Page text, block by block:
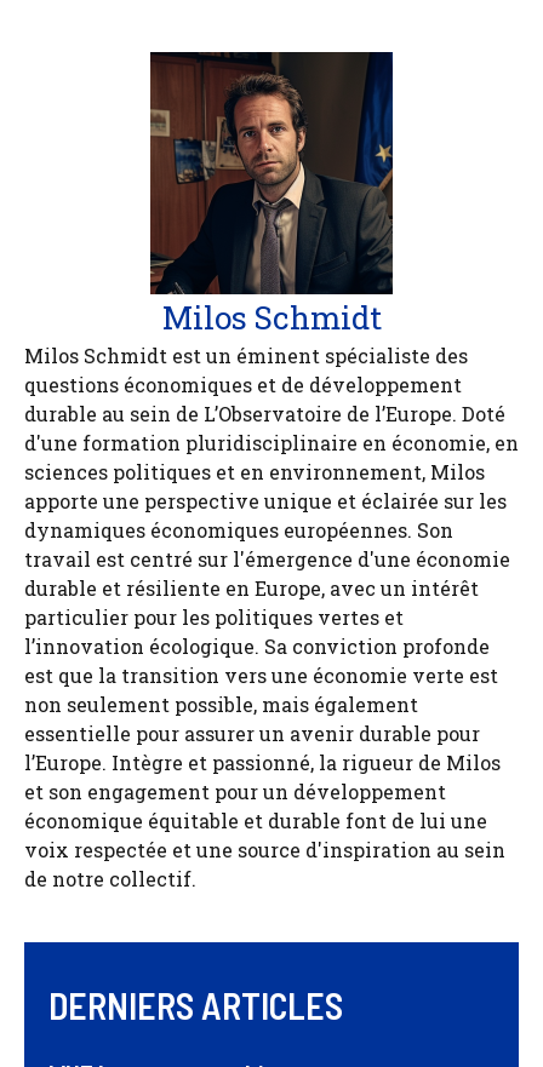
Milos Schmidt
Milos Schmidt est un éminent spécialiste des
questions économiques et de développement
durable au sein de L’Observatoire de l’Europe. Doté
d'une formation pluridisciplinaire en économie, en
sciences politiques et en environnement, Milos
apporte une perspective unique et éclairée sur les
dynamiques économiques européennes. Son
travail est centré sur l'émergence d'une économie
durable et résiliente en Europe, avec un intérêt
particulier pour les politiques vertes et
l’innovation écologique. Sa conviction profonde
est que la transition vers une économie verte est
non seulement possible, mais également
essentielle pour assurer un avenir durable pour
l’Europe. Intègre et passionné, la rigueur de Milos
et son engagement pour un développement
économique équitable et durable font de lui une
voix respectée et une source d'inspiration au sein
de notre collectif.
DERNIERS ARTICLES